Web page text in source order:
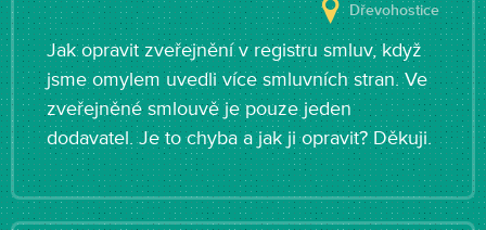
Dřevohostice
Jak opravit zveřejnění v registru smluv, když
jsme omylem uvedli více smluvních stran. Ve
zveřejněné smlouvě je pouze jeden
dodavatel. Je to chyba a jak ji opravit? Děkuji.